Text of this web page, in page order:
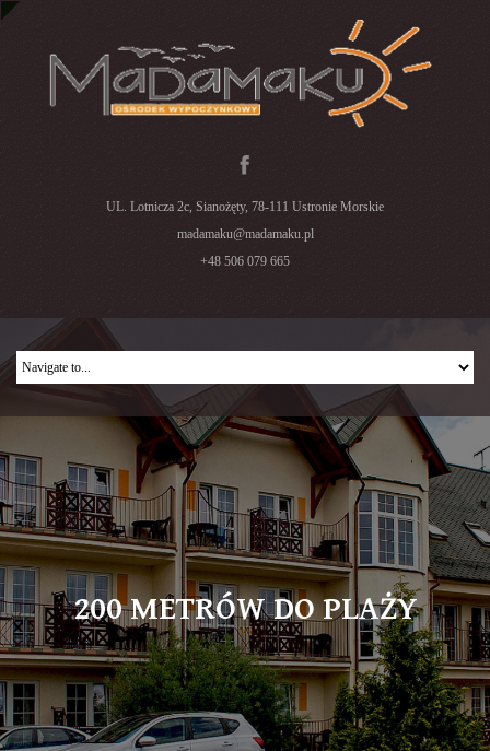
UL. Lotnicza 2c, Sianożęty, 78-111 Ustronie Morskie
madamaku@madamaku.pl
+48 506 079 665
200 METRÓW DO PLAŻY